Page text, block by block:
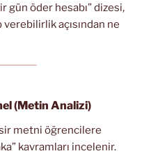
gün öder hesabı” dizesi,
açısından ne
(Metin Analizi)
metni öğrencilere
kavramları incelenir.